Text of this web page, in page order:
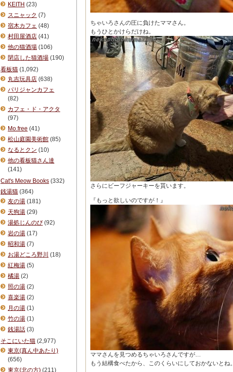
ちゃいろさんの圧に負けたママさん。
もうひとかけらだけね。
さらにビーフジャーキーを貰います。
『もっと欲しいのですが！』
ママさんを見つめるちゃいろさんですが…
もう結構食べたから、このくらいにしておかないとね。
KEITH (23)
スニャック (7)
宿木カフェ (48)
村田屋酒店 (41)
他の猫酒場 (106)
閉店した猫酒場 (190)
看板猫 (1,092)
丸吉玩具店 (638)
パリジャンカフェ
(82)
カフェ・ド・アクタ
(97)
Mo.free (41)
松山庭園美術館 (85)
なるとクン (10)
他の看板猫さん達
(141)
Cat's Meow Books (332)
銭湯猫 (364)
友の湯 (181)
天狗湯 (29)
湯処じんのび (92)
岩の湯 (17)
昭和湯 (7)
お湯どころ野川 (18)
紅梅湯 (5)
橘湯 (2)
照の湯 (2)
喜楽湯 (2)
月の湯 (1)
竹の湯 (1)
銭湯話 (3)
そこにいた猫 (2,977)
東京(真ん中あたり)
(656)
東京(北の方) (211)